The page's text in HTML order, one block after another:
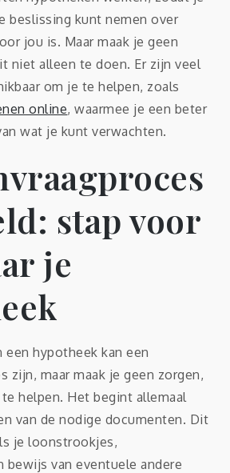
beslissing kunt nemen over
jou is. Maar maak je geen
niet alleen te doen. Er zijn veel
om je te helpen, zoals
online, waarmee je een beter
wat je kunt verwachten.
stap voor
je
een hypotheek kan een
zijn, maar maak je geen zorgen,
helpen. Het begint allemaal
van de nodige documenten. Dit
je loonstrookjes,
bewijs van eventuele andere